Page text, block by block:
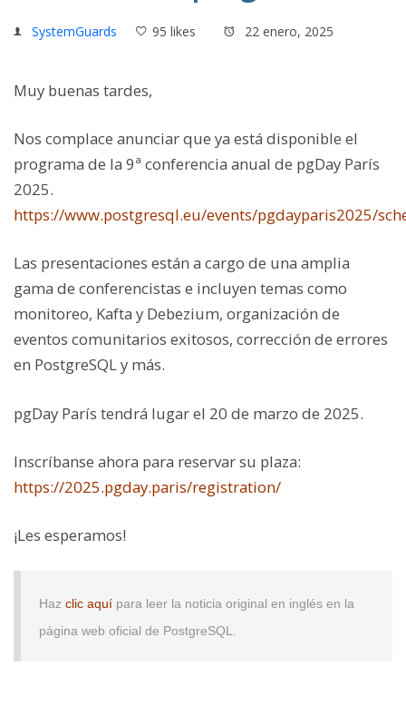
SystemGuards 95 likes 22 enero, 2025
Muy buenas tardes,
Nos complace anunciar que ya está disponible el
programa de la 9ª conferencia anual de pgDay París
2025.
https://www.postgresql.eu/events/pgdayparis2025/
Las presentaciones están a cargo de una amplia
gama de conferencistas e incluyen temas como
monitoreo, Kafta y Debezium, organización de
eventos comunitarios exitosos, corrección de errores
en PostgreSQL y más.
pgDay París tendrá lugar el 20 de marzo de 2025.
Inscríbanse ahora para reservar su plaza:
https://2025.pgday.paris/registration/
¡Les esperamos!
Haz clic aquí para leer la noticia original en inglés en la
página web oficial de PostgreSQL.